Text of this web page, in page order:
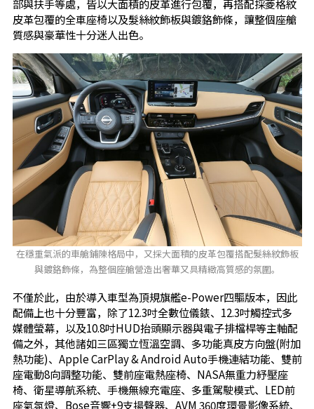
部與扶手等處，皆以大面積的皮革進行包覆，再搭配採菱格紋
皮革包覆的全車座椅以及髮絲紋飾板與鍍鉻飾條，讓整個座艙
質感與豪華性十分迷人出色。
在穩重氣派的車艙鋪陳格局中，又採大面積的皮革包覆搭配髮絲紋飾板
與鍍鉻飾條，為整個座艙營造出奢華又具精緻高質感的氛圍。
不僅於此，由於導入車型為頂規旗艦e-Power四驅版本，因此
配備上也十分豐富，除了12.3吋全數位儀錶、12.3吋觸控式多
媒體螢幕，以及10.8吋HUD抬頭顯示器與電子排檔桿等主軸配
備之外，其他諸如三區獨立恆溫空調、多功能真皮方向盤(附加
熱功能)、Apple CarPlay & Android Auto手機連結功能、雙前
座電動8向調整功能、雙前座電熱座椅、NASA無重力紓壓座
椅、衛星導航系統、手機無線充電座、多重駕駛模式、LED前
座氣氛燈、Bose音響+9支揚聲器、AVM 360度環景影像系統、